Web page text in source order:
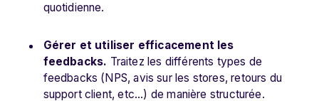
quotidienne.
Gérer et utiliser efficacement les
feedbacks. Traitez les différents types de
feedbacks (NPS, avis sur les stores, retours du
support client, etc...) de manière structurée.